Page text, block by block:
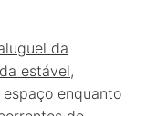
da
estável,
enquanto